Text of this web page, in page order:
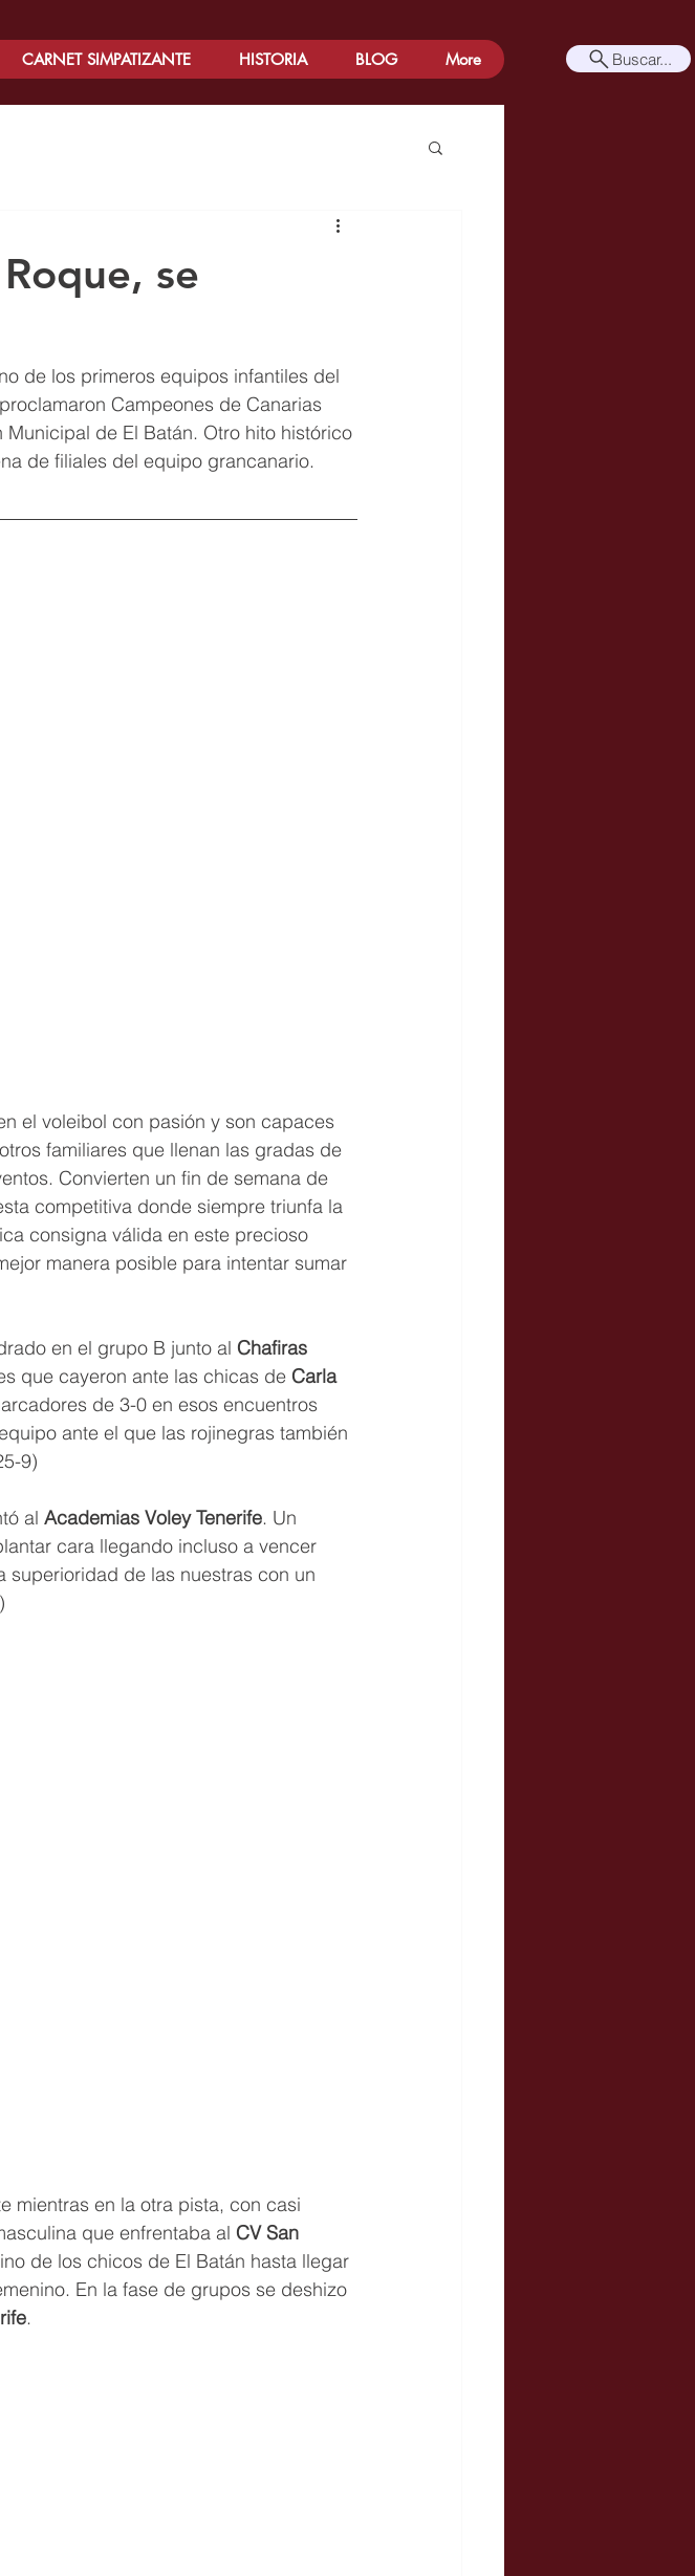
CARNET SIMPATIZANTE HISTORIA BLOG More Buscar...
se
de los primeros equipos infantiles del
Campeones de Canarias
de El Batán. Otro hito histórico
de filiales del equipo grancanario.
el voleibol con pasión y son capaces
familiares que llenan las gradas de
Convierten un fin de semana de
competitiva donde siempre triunfa la
consigna válida en este precioso
manera posible para intentar sumar
en el grupo B junto al Chafiras
que cayeron ante las chicas de Carla
de 3-0 en esos encuentros
ante el que las rojinegras también
9)
al Academias Voley Tenerife. Un
cara llegando incluso a vencer
superioridad de las nuestras con un
mientras en la otra pista, con casi
que enfrentaba al CV San
de los chicos de El Batán hasta llegar
En la fase de grupos se deshizo
.